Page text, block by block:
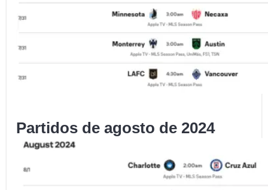
Partidos de agosto de 2024